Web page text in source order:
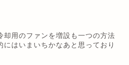
却用のファンを増設も一つの方法
はいまいちかなあと思っており